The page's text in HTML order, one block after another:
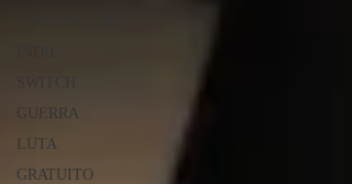
SWITCH
GUERRA
LUTA
GRATUITO